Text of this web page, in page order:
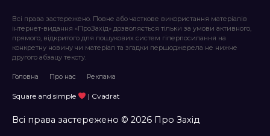
Всі права застережено. Повне або часткове використання матеріалів
інтернет-видання «ПроЗахід» дозволяється тільки за умови активного,
прямого, відкритого для пошукових систем гіперпосилання на
конкретну новину чи матеріал та згадки першоджерела не нижче
другого абзацу тексту.
Головна Про нас Реклама
Square and simple | Cvadrat
Всі права застережено © 2026 Про Захід